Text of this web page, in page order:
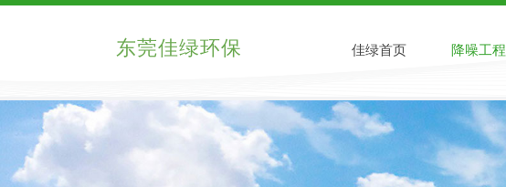
佳绿首页 降噪工程
东莞佳绿环保